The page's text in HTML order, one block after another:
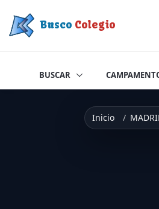
Busco Colegio
BUSCAR
Inicio